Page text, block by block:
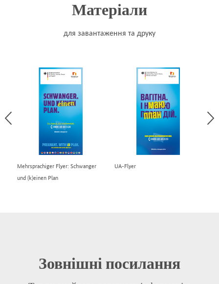
Матеріали
для завантаження та друку
Mehrsprachiger Flyer: Schwanger
und (k)einen Plan
UA-Flyer
Зовнішні посилання